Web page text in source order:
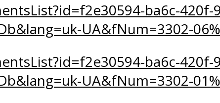
ba6c-420f-
UA&fNum=3302-
ba6c-420f-
UA&fNum=3302-